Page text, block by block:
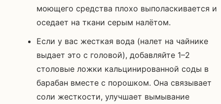
моющего средства плохо выполаскивается и
оседает на ткани серым налётом.
Если у вас жесткая вода (налет на чайнике
выдает это с головой), добавляйте 1–2
столовые ложки кальцинированной соды в
барабан вместе с порошком. Она связывает
соли жесткости, улучшает вымывание